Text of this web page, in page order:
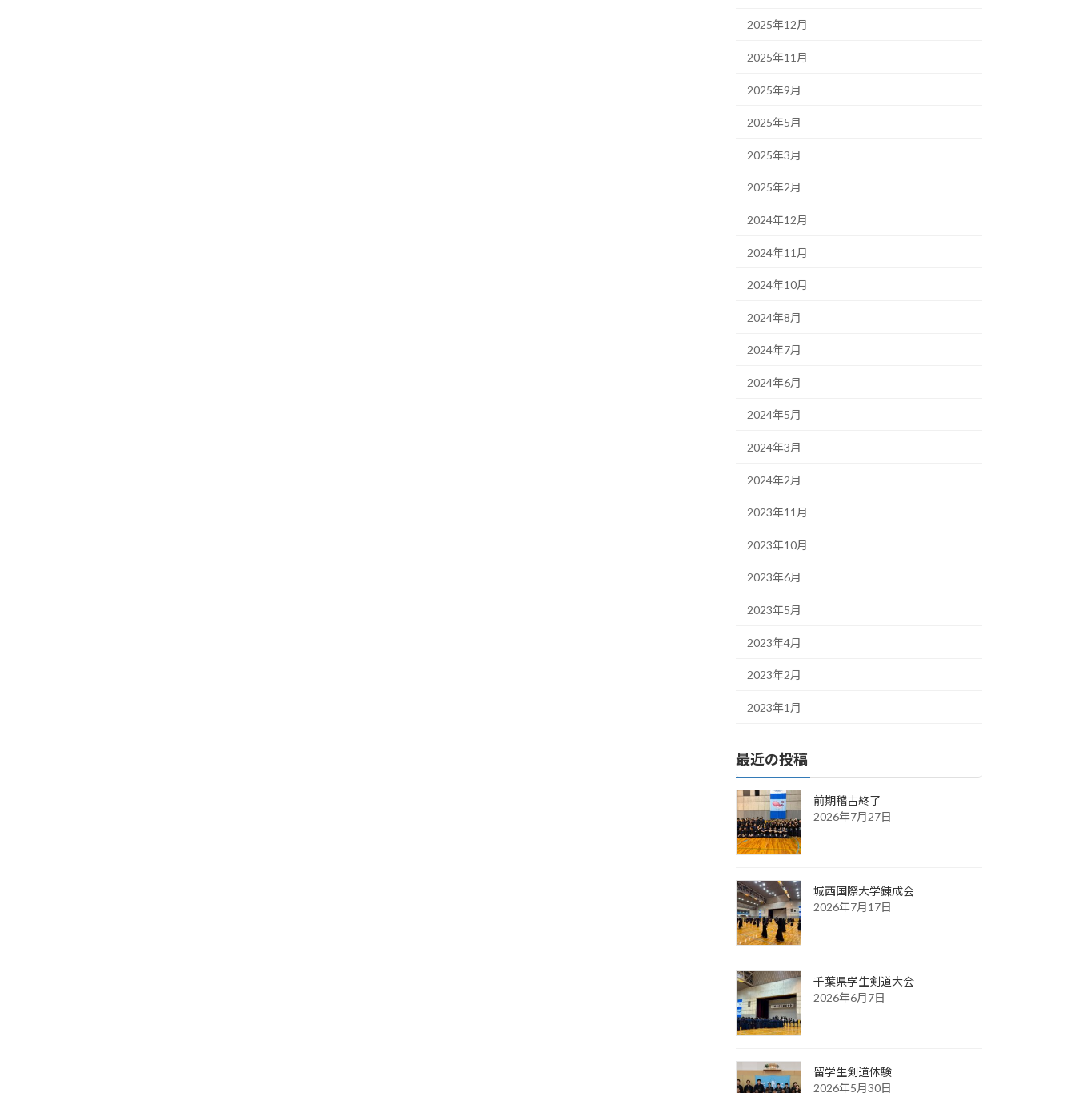
2025年12月
2025年11月
2025年9月
2025年5月
2025年3月
2025年2月
2024年12月
2024年11月
2024年10月
2024年8月
2024年7月
2024年6月
2024年5月
2024年3月
2024年2月
2023年11月
2023年10月
2023年6月
2023年5月
2023年4月
2023年2月
2023年1月
最近の投稿
前期稽古終了
2026年7月27日
城西国際大学錬成会
2026年7月17日
千葉県学生剣道大会
2026年6月7日
留学生剣道体験
2026年5月30日